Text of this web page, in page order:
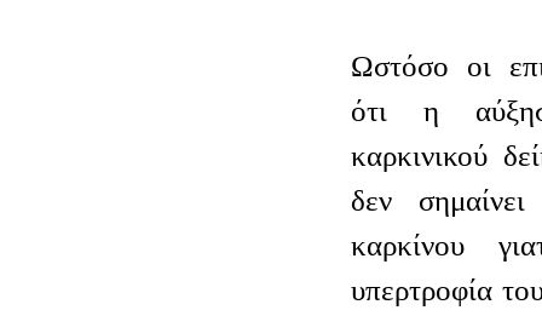
Ωστόσο οι
ότι η
καρκινικού
δεν
καρκίνου
υπερτροφία